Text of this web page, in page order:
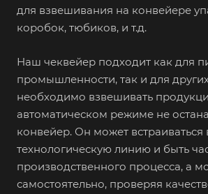
для взвешивания на конвейере
коробок, тюбиков, и т.д.
Наш чеквейер подходит как для
промышленности, так и для
необходимо взвешивать
автоматическом режиме не
конвейер. Он может встраиваться
технологическую линию и быть
производственного процесса, а
самостоятельно, проверяя